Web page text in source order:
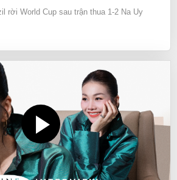
rời World Cup sau trận thua 1-2 Na Uy